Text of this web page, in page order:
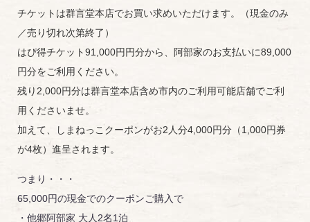
チケットは群言堂本店でお買い求めいただけます。（現金のみ
／売り切れ次第終了）
はぴ得チケット91,000円円分から、阿部家のお支払いに89,000
円分をご利用ください。
残り2,000円分は群言堂本店含め市内のご利用可能店舗でご利
用くださいませ。
加えて、しまねっこクーポンがお2人分4,000円分（1,000円券
が4枚）進呈されます。
つまり・・・
65,000円の現金でのクーポンご購入で
・他郷阿部家 大人2名1泊